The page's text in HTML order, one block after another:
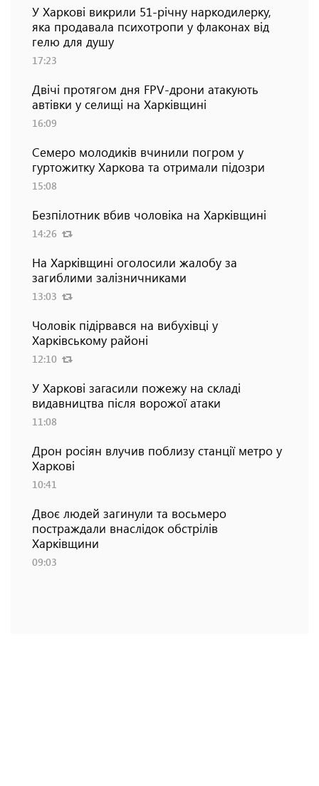
У Харкові викрили 51-річну наркодилерку,
яка продавала психотропи у флаконах від
гелю для душу
17:23
Двічі протягом дня FPV-дрони атакують
автівки у селищі на Харківщині
16:09
Семеро молодиків вчинили погром у
гуртожитку Харкова та отримали підозри
15:08
Безпілотник вбив чоловіка на Харківщині
14:26
На Харківщині оголосили жалобу за
загиблими залізничниками
13:03
Чоловік підірвався на вибухівці у
Харківському районі
12:10
У Харкові загасили пожежу на складі
видавництва після ворожої атаки
11:08
Дрон росіян влучив поблизу станції метро у
Харкові
10:41
Двоє людей загинули та восьмеро
постраждали внаслідок обстрілів
Харківщини
09:03